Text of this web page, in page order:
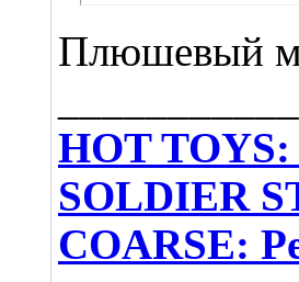
Плюшевый
HOT TOYS:
SOLDIER
COARSE: